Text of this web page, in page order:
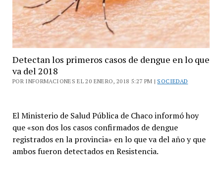
Detectan los primeros casos de dengue en lo que
va del 2018
POR INFORMACIONES EL 20 ENERO, 2018 5:27 PM | SOCIEDAD
El Ministerio de Salud Pública de Chaco informó hoy
que «son dos los casos confirmados de dengue
registrados en la provincia» en lo que va del año y que
ambos fueron detectados en Resistencia.